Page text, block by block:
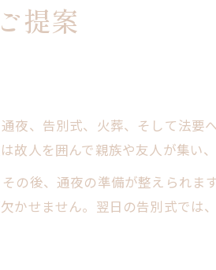
提案
夜、告別式、火葬、そして法要
人を囲んで親族や友人が集い
の後、通夜の準備が整えられま
かせません。翌日の告別式では